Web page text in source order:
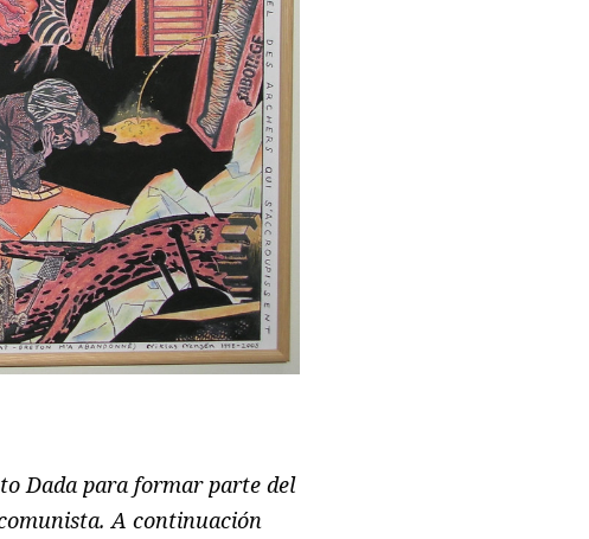
Dada para formar parte del
A continuación